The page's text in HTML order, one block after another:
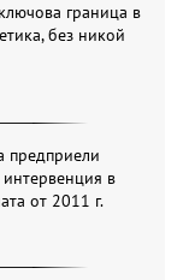
граница в
без никой
интервенция в
от 2011 г.